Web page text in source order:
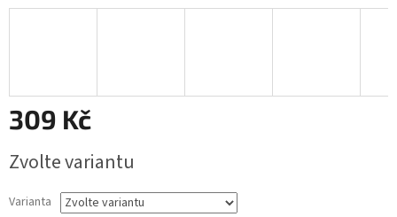
309 Kč
cena:
Zvolte variantu
Varianta